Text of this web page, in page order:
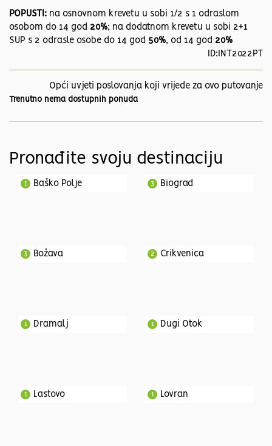
POPUSTI: na osnovnom krevetu u sobi 1/2 s 1 odraslom
osobom do 14 god 20%; na dodatnom krevetu u sobi 2+1
SUP s 2 odrasle osobe do 14 god 50%, od 14 god 20%
ID:INT2022PT
Opći uvjeti poslovanja koji vrijede za ovo putovanje
Trenutno nema dostupnih ponuda
Pronađite svoju destinaciju
Baško Polje
1 Biograd
3
Božava
3 Crikvenica
2
Dramalj
1 Dugi Otok
1
Lastovo
1 Lovran
1